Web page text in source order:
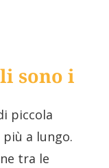
sono i
piccola
a lungo.
tra le